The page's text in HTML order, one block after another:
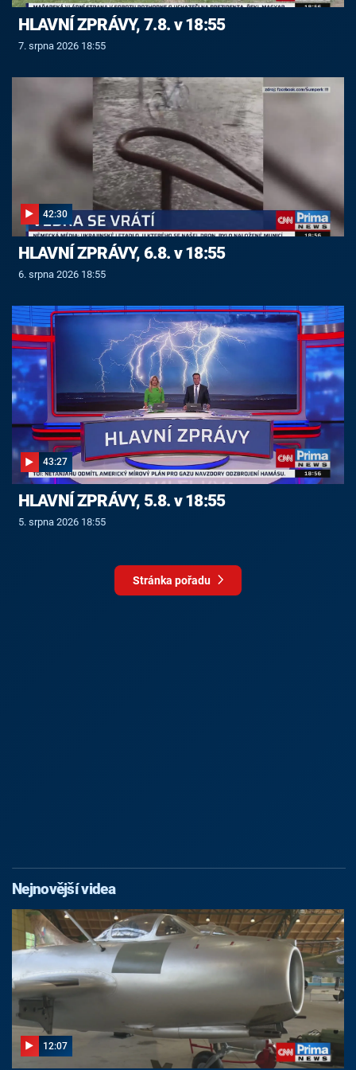
HLAVNÍ ZPRÁVY, 7.8. v 18:55
7. srpna 2026 18:55
42:30
HLAVNÍ ZPRÁVY, 6.8. v 18:55
6. srpna 2026 18:55
43:27
HLAVNÍ ZPRÁVY, 5.8. v 18:55
5. srpna 2026 18:55
Stránka pořadu
Nejnovější videa
12:07